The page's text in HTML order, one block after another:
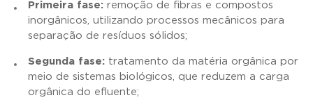
Primeira fase: remoção de fibras e compostos
inorgânicos, utilizando processos mecânicos para
separação de resíduos sólidos;
Segunda fase: tratamento da matéria orgânica por
meio de sistemas biológicos, que reduzem a carga
orgânica do efluente;